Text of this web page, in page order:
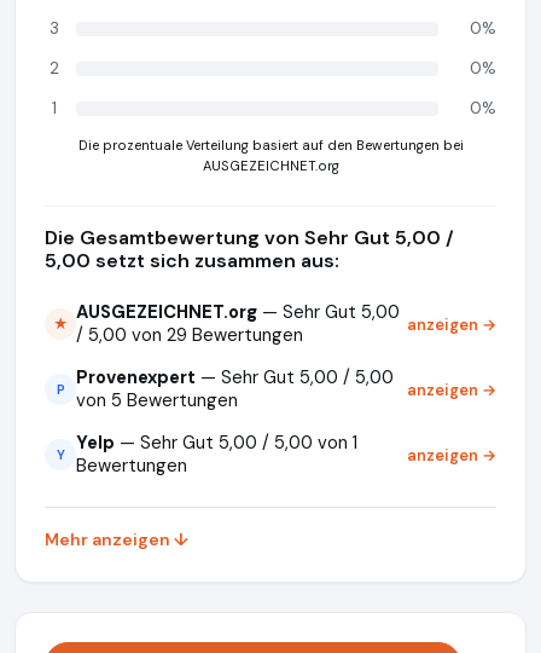
3
0%
2
0%
1
0%
Die prozentuale Verteilung basiert auf den Bewertungen bei
AUSGEZEICHNET.org
Die Gesamtbewertung von Sehr Gut 5,00 /
5,00 setzt sich zusammen aus:
★ AUSGEZEICHNET.org — Sehr Gut 5,00
/ 5,00 von 29 Bewertungen
anzeigen →
P Provenexpert — Sehr Gut 5,00 / 5,00
von 5 Bewertungen
anzeigen →
Y Yelp — Sehr Gut 5,00 / 5,00 von 1
Bewertungen
anzeigen →
Mehr anzeigen ↓